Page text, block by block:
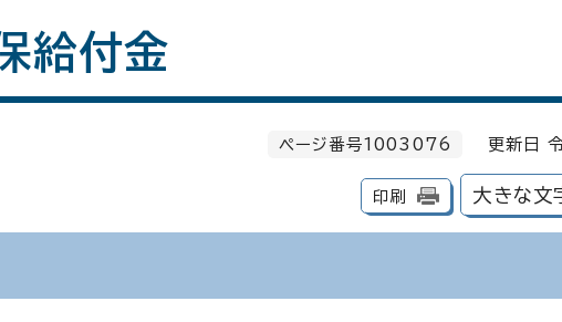
給付金
ページ番号1003076 更新日
印刷 大きな文